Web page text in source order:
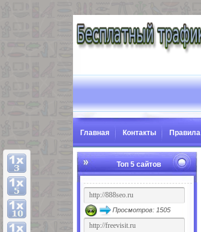
Главная Контакты Правила
Топ 5 сайтов
Просмотров: 1505